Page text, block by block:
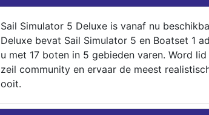
Sail Simulator 5 Deluxe is vanaf nu
Deluxe bevat Sail Simulator 5 en Boatset 1
u met 17 boten in 5 gebieden varen. Word
zeil community en ervaar de meest
ooit.